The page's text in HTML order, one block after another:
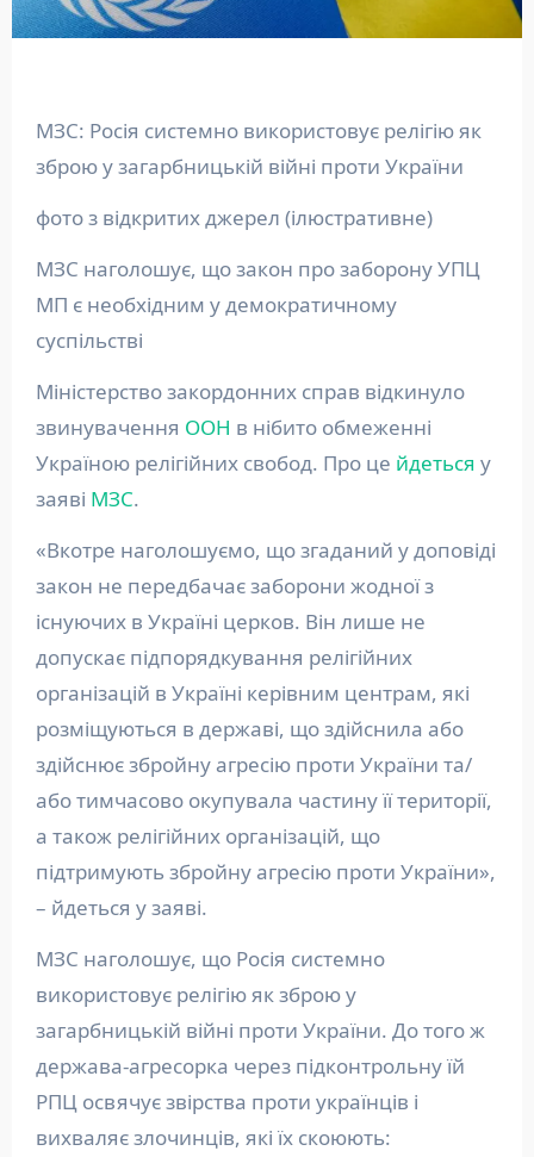
МЗС: Росія системно використовує релігію як
зброю у загарбницькій війні проти України
фото з відкритих джерел (ілюстративне)
МЗС наголошує, що закон про заборону УПЦ
МП є необхідним у демократичному
суспільстві
Міністерство закордонних справ відкинуло
звинувачення ООН в нібито обмеженні
Україною релігійних свобод. Про це йдеться у
заяві МЗС.
«Вкотре наголошуємо, що згаданий у доповіді
закон не передбачає заборони жодної з
існуючих в Україні церков. Він лише не
допускає підпорядкування релігійних
організацій в Україні керівним центрам, які
розміщуються в державі, що здійснила або
здійснює збройну агресію проти України та/
або тимчасово окупувала частину її території,
а також релігійних організацій, що
підтримують збройну агресію проти України»,
– йдеться у заяві.
МЗС наголошує, що Росія системно
використовує релігію як зброю у
загарбницькій війні проти України. До того ж
держава-агресорка через підконтрольну їй
РПЦ освячує звірства проти українців і
вихваляє злочинців, які їх скоюють: